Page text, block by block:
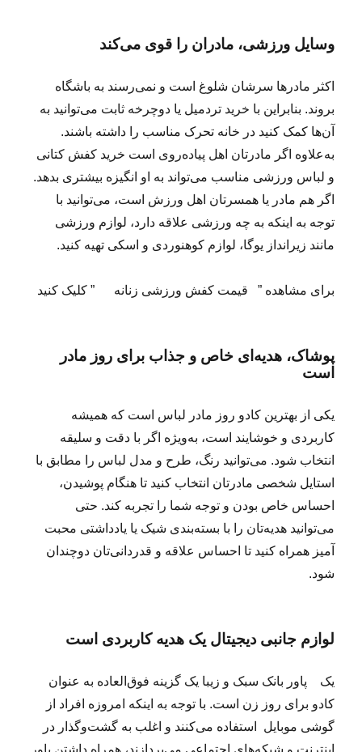
وسایل ورزشی، مادران را قوی می‌کند
اکثر مادرها سرشان شلوغ است و نمی‌رسند به باشگاه
بروند. بنابراین با خرید تردمیل یا دوچرخه ثابت می‌توانید به
آن‌ها کمک کنید در خانه تحرک مناسب را داشته باشند.
به‌علاوه اگر مادرتان اهل پیاده‌روی است خرید کفش کتانی
و لباس ورزشی مناسب می‌تواند به او انگیزه بیشتری بدهد.
اگر هم مادر یا همسرتان اهل ورزش است، می‌توانید با
توجه به اینکه به چه ورزشی علاقه دارد، لوازم ورزشی
مانند زیرانداز یوگا، لوازم کوهنوردی و اسکی تهیه کنید.
برای مشاهده ” قیمت کفش ورزشی زنانه ” کلیک کنید
پوشاک، هدیه‌ای خاص و جذاب برای روز مادر
است
یکی از بهترین کادو روز مادر لباس است که همیشه
کاربردی و خوشایند است، به‌ویژه اگر با دقت و سلیقه
انتخاب شود. می‌توانید رنگ، طرح و مدل لباس را مطابق با
استایل شخصی مادرتان انتخاب کنید تا هنگام پوشیدن،
احساس خاص بودن و توجه شما را تجربه کند. حتی
می‌توانید هدیه‌تان را با بسته‌بندی شیک یا یادداشتی محبت
آمیز همراه کنید تا احساس علاقه و قدردانی‌تان دوچندان
شود.
لوازم جانبی دیجیتال یک هدیه کاربردی است
یک پاور بانک سبک و زیبا یک گزینه فوق‌العاده به عنوان
کادو برای روز زن است. با توجه به اینکه امروزه افراد از
گوشی موبایل استفاده می‌کنند و اغلب به گشت‌وگذار در
اینترنت و شبکه‌های اجتماعی می‌پردازند، همراه داشتن پاور